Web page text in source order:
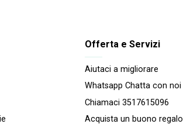
Offerta e Servizi
Aiutaci a migliorare
Whatsapp Chatta con noi
Chiamaci 3517615096
Acquista un buono regalo